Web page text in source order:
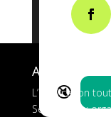
🔇
A propos de
L’application
Services aux